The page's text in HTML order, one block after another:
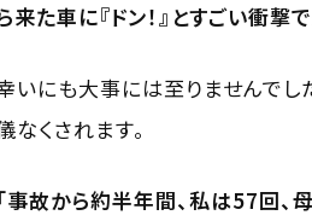
来た車に『ドン！』とすごい衝
いにも大事には至りませんで
なくされます。
「事故から約半年間、私は57回